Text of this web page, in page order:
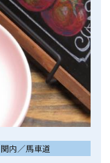
関内／馬車道